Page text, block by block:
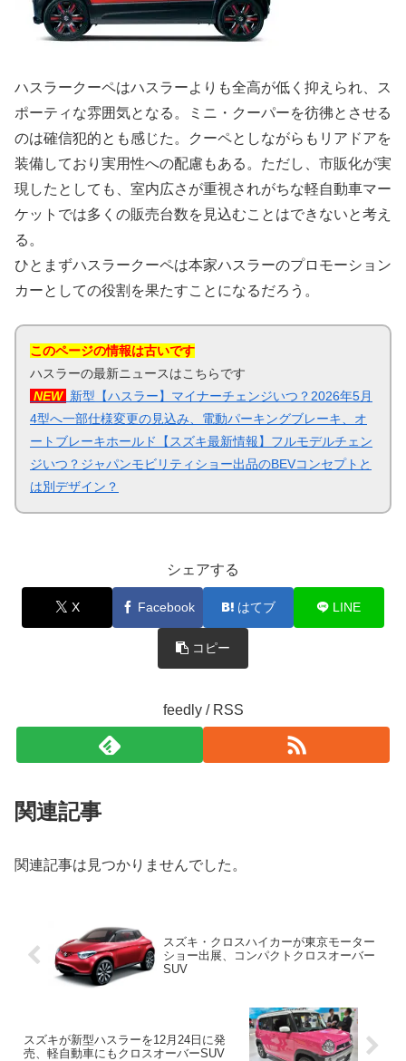
ハスラークーペはハスラーよりも全高が低く抑えられ、ス
ポーティな雰囲気となる。ミニ・クーパーを彷彿とさせる
のは確信犯的とも感じた。クーペとしながらもリアドアを
装備しており実用性への配慮もある。ただし、市販化が実
現したとしても、室内広さが重視されがちな軽自動車マー
ケットでは多くの販売台数を見込むことはできないと考え
る。
ひとまずハスラークーペは本家ハスラーのプロモーション
カーとしての役割を果たすことになるだろう。
このページの情報は古いです
ハスラーの最新ニュースはこちらです
NEW 新型【ハスラー】マイナーチェンジいつ？2026年5月
4型へ一部仕様変更の見込み、電動パーキングブレーキ、オ
ートブレーキホールド【スズキ最新情報】フルモデルチェン
ジいつ？ジャパンモビリティショー出品のBEVコンセプトと
は別デザイン？
シェアする
X Facebook はてブ LINE
コピー
feedly / RSS
関連記事
関連記事は見つかりませんでした。
スズキ・クロスハイカーが東京モーター
ショー出展、コンパクトクロスオーバー
SUV
スズキが新型ハスラーを12月24日に発
売、軽自動車にもクロスオーバーSUV